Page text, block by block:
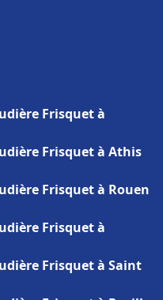
Frisquet à
Frisquet à Athis
Frisquet à Rouen
Frisquet à
Frisquet à Saint